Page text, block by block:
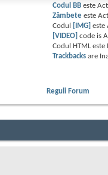
Codul BB este
Zâmbete este
Codul
[IMG] este
[VIDEO] code is
Codul HTML este
Trackbacks are
Reguli Forum